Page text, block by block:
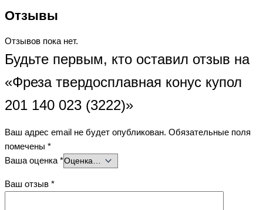
Отзывы
Отзывов пока нет.
Будьте первым, кто оставил отзыв на
«Фреза твердосплавная конус купол
201 140 023 (3222)»
Ваш адрес email не будет опубликован. Обязательные поля
помечены *
Ваша оценка *
Ваш отзыв *